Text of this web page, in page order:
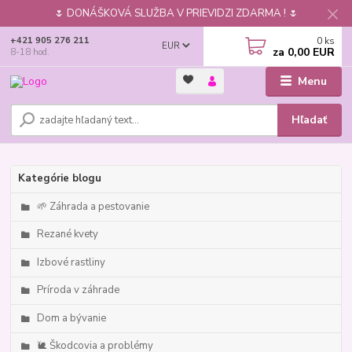
🌷 DONÁŠKOVÁ SLUŽBA V PRIEVIDZI ZDARMA ! 🌷
Menu
EUR
Hľadať
+421 905 276 211
8-18 hod.
0 ks
za 0,00 EUR
Kategórie blogu
🌱 Záhrada a pestovanie
Rezané kvety
Izbové rastliny
Príroda v záhrade
Dom a bývanie
🐌 Škodcovia a problémy